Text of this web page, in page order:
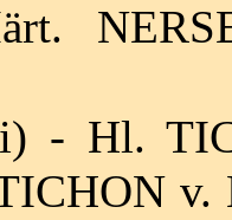
- Hl.